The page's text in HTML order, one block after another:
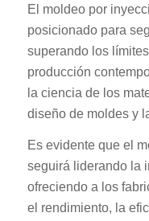
El moldeo por
posicionado para
superando los
producción
la ciencia de los
diseño de moldes y
Es evidente que el
seguirá liderando la
ofreciendo a los
el rendimiento, la